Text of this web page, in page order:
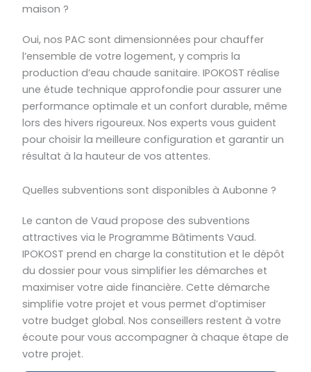
maison ?
Oui, nos PAC sont dimensionnées pour chauffer
l’ensemble de votre logement, y compris la
production d’eau chaude sanitaire. IPOKOST réalise
une étude technique approfondie pour assurer une
performance optimale et un confort durable, même
lors des hivers rigoureux. Nos experts vous guident
pour choisir la meilleure configuration et garantir un
résultat à la hauteur de vos attentes.
Quelles subventions sont disponibles à Aubonne ?
Le canton de Vaud propose des subventions
attractives via le Programme Bâtiments Vaud.
IPOKOST prend en charge la constitution et le dépôt
du dossier pour vous simplifier les démarches et
maximiser votre aide financière. Cette démarche
simplifie votre projet et vous permet d’optimiser
votre budget global. Nos conseillers restent à votre
écoute pour vous accompagner à chaque étape de
votre projet.